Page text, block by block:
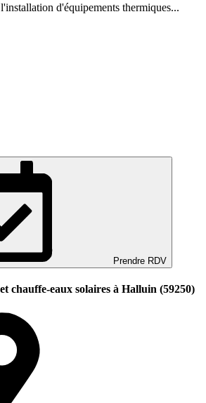
d'équipements thermiques...
Prendre RDV
chauffe-eaux solaires à Halluin (59250)